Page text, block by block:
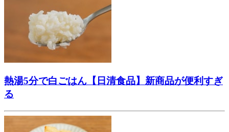
熱湯5分で白ごはん【日清食品】新商品が便利すぎ
る